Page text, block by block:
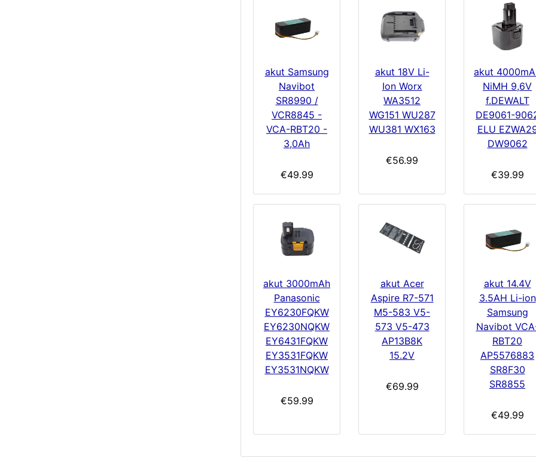
akut Samsung
Navibot
SR8990 /
VCR8845 -
VCA-RBT20 -
3,0Ah
€49.99
akut 18V Li-
Ion Worx
WA3512
WG151 WU287
WU381 WX163
€56.99
akut
NiMH 9,6V
f.DEWALT
DE9061-
ELU
DW9062
€39.99
akut 3000mAh
Panasonic
EY6230FQKW
EY6230NQKW
EY6431FQKW
EY3531FQKW
EY3531NQKW
€59.99
akut Acer
Aspire R7-571
M5-583 V5-
573 V5-473
AP13B8K
15.2V
€69.99
akut 14.4V
3.5AH Li-ion
Samsung
Navibot
RBT20
AP5576883
SR8F30
SR8855
€49.99